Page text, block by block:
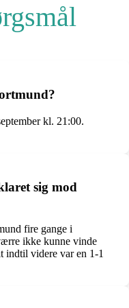
kl. 21:00.
sig mod
fire gange i
ikke kunne vinde
indtil videre var en 1-1